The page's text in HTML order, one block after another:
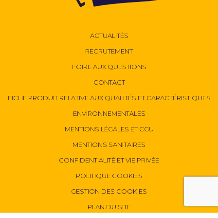
ACTUALITÉS
RECRUTEMENT
FOIRE AUX QUESTIONS
CONTACT
FICHE PRODUIT RELATIVE AUX QUALITÉS ET CARACTÉRISTIQUES
ENVIRONNEMENTALES
MENTIONS LÉGALES ET CGU
MENTIONS SANITAIRES
CONFIDENTIALITÉ ET VIE PRIVÉE
POLITIQUE COOKIES
GESTION DES COOKIES
PLAN DU SITE